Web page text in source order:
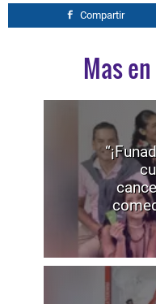
Compartir
Mas